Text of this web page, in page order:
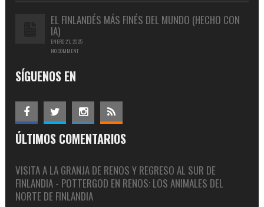
EL FINLANDÉS MÁS FINÉS DEL MUNDO (HECHO CON
IA)
ENERO 21, 2025
NO COMMENT
SÍGUENOS EN
ÚLTIMOS COMENTARIOS
VISITA A LA GRANJA DE RENOS Y REGRESO AL SUR DE
FINLANDIA - POTTERGOD EN RENOS: LOS ANIMALES DEL
NORTE DE FINLANDIA